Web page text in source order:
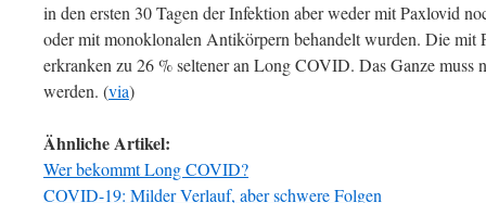
in den ersten 30 Tagen der Infektion aber weder mit Paxlovid
oder mit monoklo­nal­en Antikörpern behandelt wurden. Die mit
erkranken zu 26 % seltener an Long COVID. Das Ganze muss
werden. (via)
Ähnliche Artikel:
Wer bekommt Long COVID?
COVID-19: Milder Verlauf, aber schwere Folgen